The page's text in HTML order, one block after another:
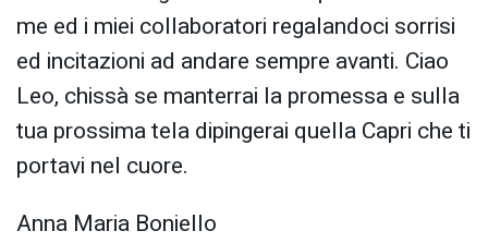
me ed i miei collaboratori regalandoci sorrisi
ed incitazioni ad andare sempre avanti. Ciao
Leo, chissà se manterrai la promessa e sulla
tua prossima tela dipingerai quella Capri che ti
portavi nel cuore.
Anna Maria Boniello